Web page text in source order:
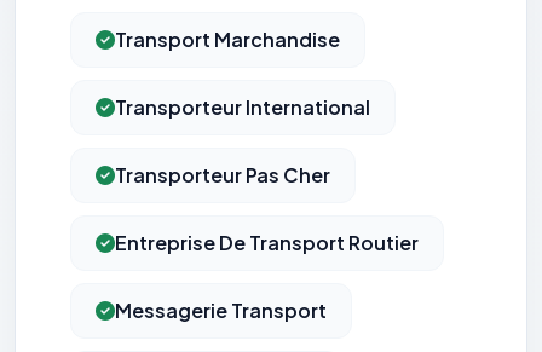
Transport Marchandise
Transporteur International
Transporteur Pas Cher
Entreprise De Transport Routier
Messagerie Transport